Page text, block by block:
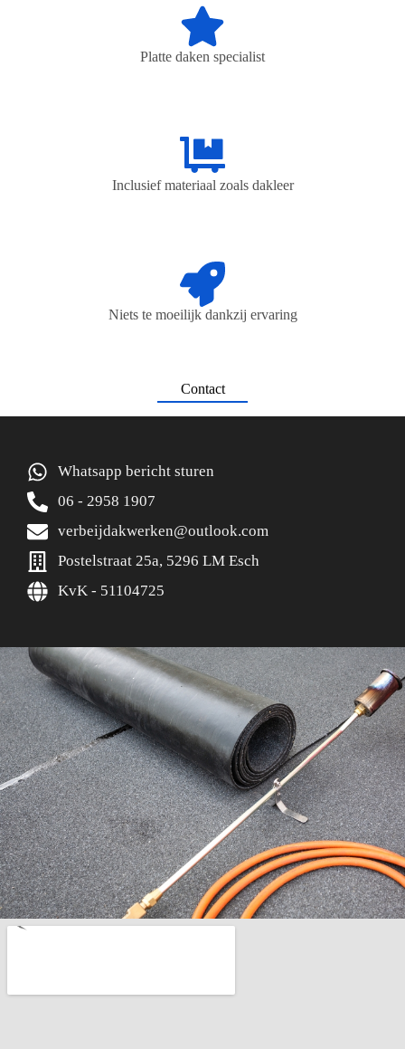
Platte daken specialist
Inclusief materiaal zoals dakleer
Niets te moeilijk dankzij ervaring
Contact
Whatsapp bericht sturen
06 - 2958 1907
verbeijdakwerken@outlook.com
Postelstraat 25a, 5296 LM Esch
KvK - 51104725